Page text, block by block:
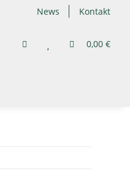
News Kontakt
0,00 €